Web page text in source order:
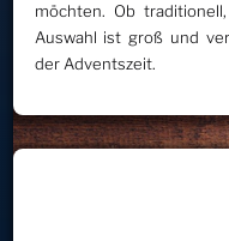
möchten. Ob
Auswahl ist groß und
der Adventszeit.